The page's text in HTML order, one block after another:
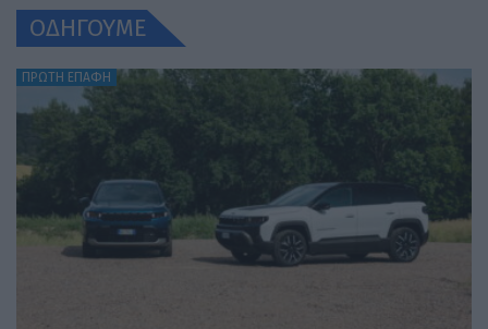
ΟΔΗΓΟΥΜΕ
ΠΡΩΤΗ ΕΠΑΦΗ